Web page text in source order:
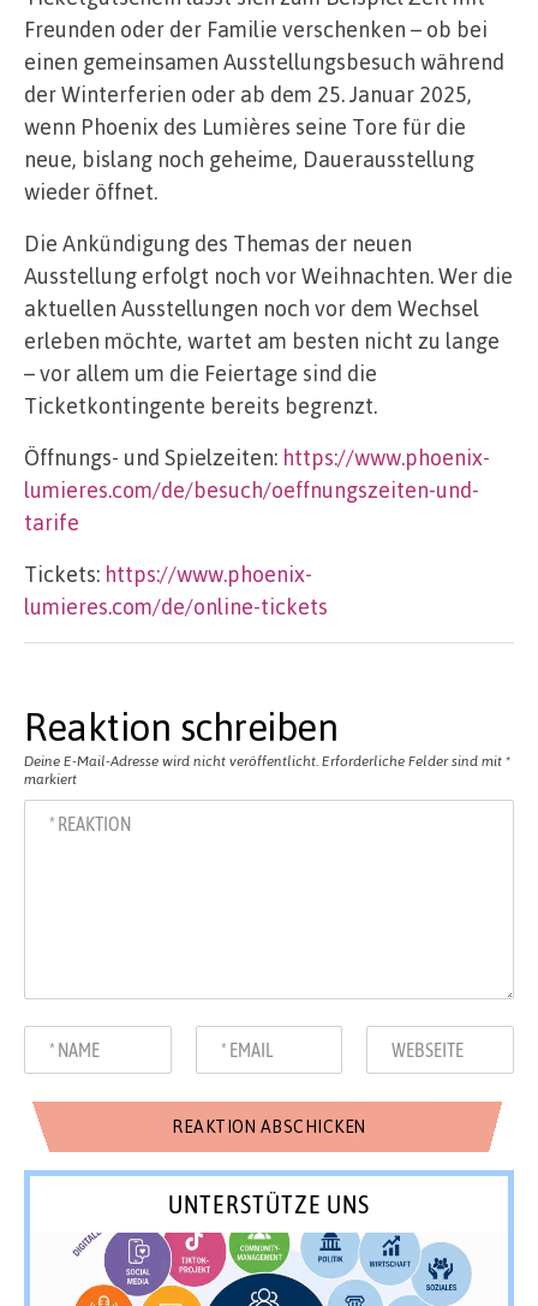
Freunden oder der Familie verschenken – ob bei
einen gemeinsamen Ausstellungsbesuch während
der Winterferien oder ab dem 25. Januar 2025,
wenn Phoenix des Lumières seine Tore für die
neue, bislang noch geheime, Dauerausstellung
wieder öffnet.
Die Ankündigung des Themas der neuen
Ausstellung erfolgt noch vor Weihnachten. Wer die
aktuellen Ausstellungen noch vor dem Wechsel
erleben möchte, wartet am besten nicht zu lange
– vor allem um die Feiertage sind die
Ticketkontingente bereits begrenzt.
Öffnungs- und Spielzeiten: https://www.phoenix-
lumieres.com/de/besuch/oeffnungszeiten-und-
tarife
Tickets: https://www.phoenix-
lumieres.com/de/online-tickets
Reaktion schreiben
Deine E-Mail-Adresse wird nicht veröffentlicht. Erforderliche Felder sind mit *
markiert
UNTERSTÜTZE UNS